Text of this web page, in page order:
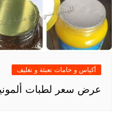
أكياس و خامات تعبئة و تغليف
عرض سعر لطبات